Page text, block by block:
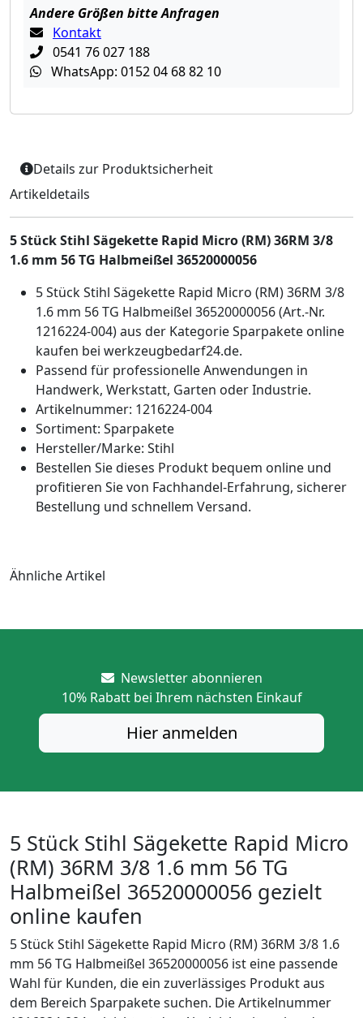
Andere Größen bitte Anfragen
Kontakt
0541 76 027 188
WhatsApp: 0152 04 68 82 10
Details zur Produktsicherheit
Artikeldetails
5 Stück Stihl Sägekette Rapid Micro (RM) 36RM 3/8
1.6 mm 56 TG Halbmeißel 36520000056
5 Stück Stihl Sägekette Rapid Micro (RM) 36RM 3/8
1.6 mm 56 TG Halbmeißel 36520000056 (Art.-Nr.
1216224-004) aus der Kategorie Sparpakete online
kaufen bei werkzeugbedarf24.de.
Passend für professionelle Anwendungen in
Handwerk, Werkstatt, Garten oder Industrie.
Artikelnummer: 1216224-004
Sortiment: Sparpakete
Hersteller/Marke: Stihl
Bestellen Sie dieses Produkt bequem online und
profitieren Sie von Fachhandel-Erfahrung, sicherer
Bestellung und schnellem Versand.
Ähnliche Artikel
Newsletter abonnieren
10%Rabatt bei Ihrem nächsten Einkauf
Hier anmelden
5 Stück Stihl Sägekette Rapid Micro
(RM) 36RM 3/8 1.6 mm 56 TG
Halbmeißel 36520000056 gezielt
online kaufen
5 Stück Stihl Sägekette Rapid Micro (RM) 36RM 3/8 1.6
mm 56 TG Halbmeißel 36520000056 ist eine passende
Wahl für Kunden, die ein zuverlässiges Produkt aus
dem Bereich Sparpakete suchen. Die Artikelnummer